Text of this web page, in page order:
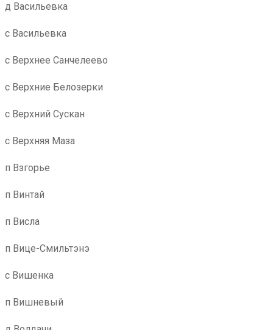
д Васильевка
с Васильевка
с Верхнее Санчелеево
с Верхние Белозерки
с Верхний Сускан
с Верхняя Маза
п Взгорье
п Винтай
п Висла
п Вице-Смильтэнэ
с Вишенка
п Вишневый